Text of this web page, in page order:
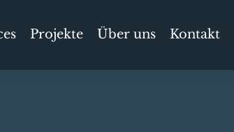
Projekte Über uns Kontakt